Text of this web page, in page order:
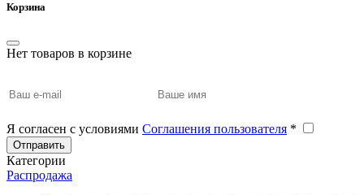
Корзина
Нет товаров в корзине
Я согласен с условиями Соглашения пользователя *
Отправить
Категории
Распродажа